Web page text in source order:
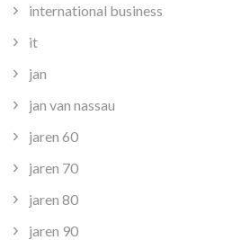
international business
it
jan
jan van nassau
jaren 60
jaren 70
jaren 80
jaren 90